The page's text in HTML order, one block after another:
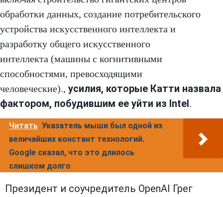
обработки данных, создание потребительского
устройства искусственного интеллекта и
разработку общего искусственного
интеллекта (машины с когнитивными
способностями, превосходящими
человеческие)., усилия, которые Катти назвала
фактором, побудившим ее уйти из Intel.
Читать Указатель мыши был одной из
величайших констант технологий.
Google сказал, что это длилось
слишком долго
Президент и соучредитель OpenAI Грег